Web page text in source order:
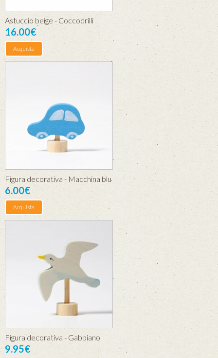
Astuccio beige - Coccodrilli
16.00€
Acquista
Figura decorativa - Macchina blu
6.00€
Acquista
Figura decorativa - Gabbiano
9.95€